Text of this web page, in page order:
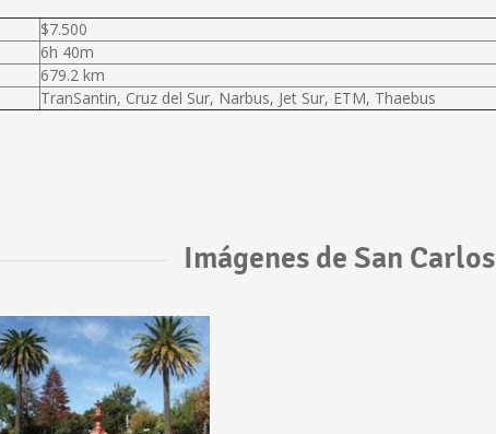
$7.500
6h 40m
679.2 km
TranSantin, Cruz del Sur, Narbus, Jet Sur, ETM, Thaebus
Imágenes de San Carlos